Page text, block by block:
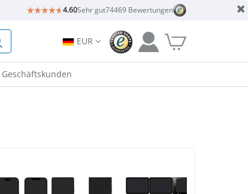
4.60Sehr gut74469 Bewertungen
EUR
Geschäftskunden